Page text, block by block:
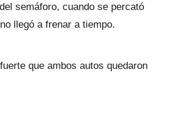
semáforo, cuando se percató
llegó a frenar a tiempo.
que ambos autos quedaron